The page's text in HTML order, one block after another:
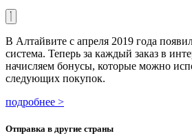
В Алтайвите с апреля 2019 года
система. Теперь за каждый заказ в
начисляем бонусы, которые можно
следующих покупок.
подробнее >
Отправка в другие страны